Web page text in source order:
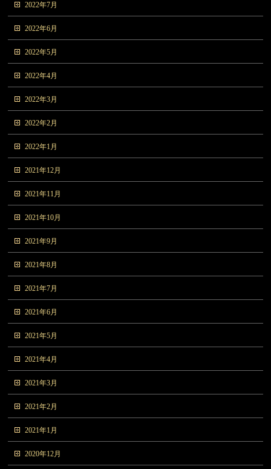
2022年7月
2022年6月
2022年5月
2022年4月
2022年3月
2022年2月
2022年1月
2021年12月
2021年11月
2021年10月
2021年9月
2021年8月
2021年7月
2021年6月
2021年5月
2021年4月
2021年3月
2021年2月
2021年1月
2020年12月